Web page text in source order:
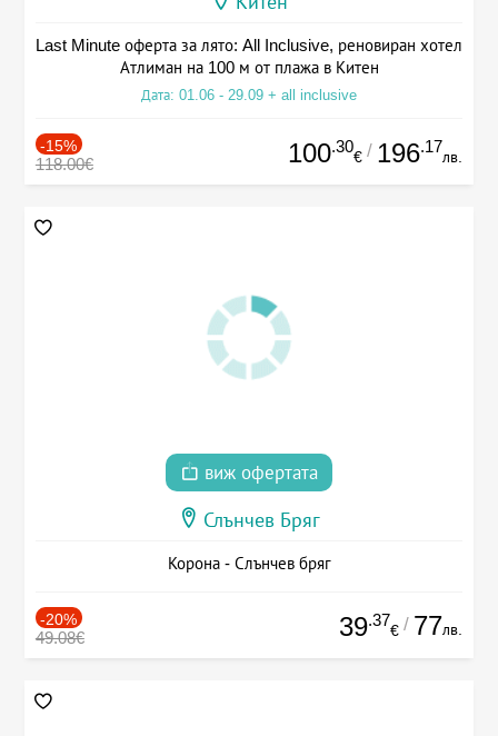
Last Minute оферта за лято: All Inclusive, реновиран хотел
Атлиман на 100 м от плажа в Китен
Дата: 01.06 - 29.09 + all inclusive
-15%
118.00€ 100.30
€ / 196.17
лв.
виж офертата
Слънчев Бряг
Корона - Слънчев бряг
-20%
49.08€ 39.37
€ / 77лв.